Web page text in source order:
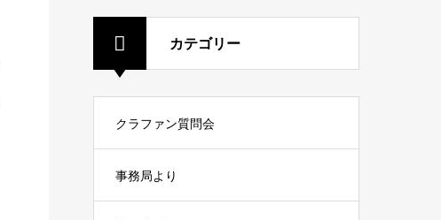
カテゴリー
クラファン質問会
事務局より